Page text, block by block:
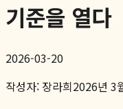
기준을 열다
2026-03-20
작성자: 장라희2026년 3